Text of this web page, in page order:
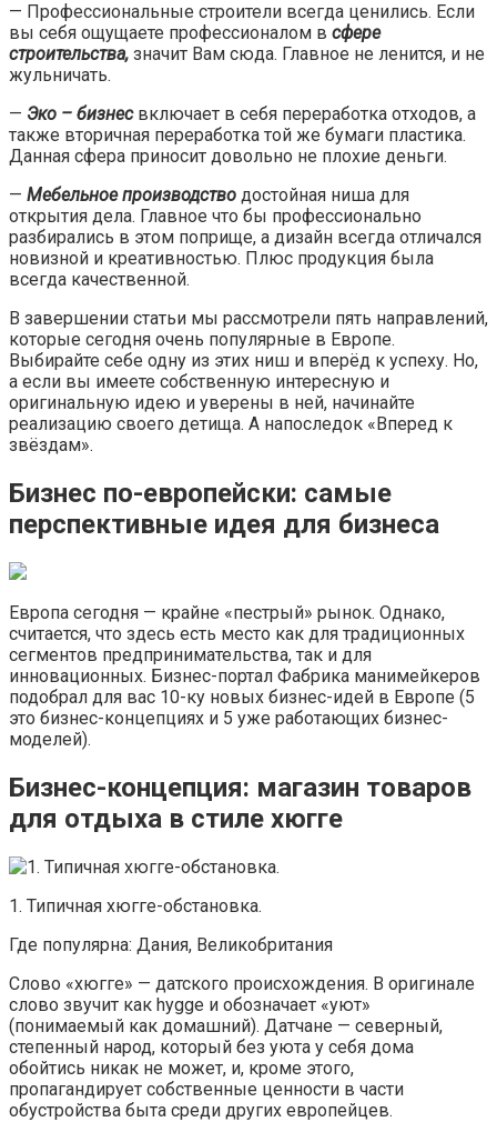
— Профессиональные строители всегда ценились. Если
вы себя ощущаете профессионалом в сфере
строительства, значит Вам сюда. Главное не ленится, и не
жульничать.
— Эко – бизнесвключает в себя переработка отходов, а
также вторичная переработка той же бумаги пластика.
Данная сфера приносит довольно не плохие деньги.
— Мебельное производство достойная ниша для
открытия дела. Главное что бы профессионально
разбирались в этом поприще, а дизайн всегда отличался
новизной и креативностью. Плюс продукция была
всегда качественной.
В завершении статьи мы рассмотрели пять направлений,
которые сегодня очень популярные в Европе.
Выбирайте себе одну из этих ниш и вперёд к успеху. Но,
а если вы имеете собственную интересную и
оригинальную идею и уверены в ней, начинайте
реализацию своего детища. А напоследок «Вперед к
звёздам».
Бизнес по-европейски: самые
перспективные идея для бизнеса
Европа сегодня — крайне «пестрый» рынок. Однако,
считается, что здесь есть место как для традиционных
сегментов предпринимательства, так и для
инновационных. Бизнес-портал Фабрика манимейкеров
подобрал для вас 10-ку новых бизнес-идей в Европе (5
это бизнес-концепциях и 5 уже работающих бизнес-
моделей).
Бизнес-концепция: магазин товаров
для отдыха в стиле хюгге
1. Типичная хюгге-обстановка.
Где популярна: Дания, Великобритания
Слово «хюгге» — датского происхождения. В оригинале
слово звучит как hygge и обозначает «уют»
(понимаемый как домашний). Датчане — северный,
степенный народ, который без уюта у себя дома
обойтись никак не может, и, кроме этого,
пропагандирует собственные ценности в части
обустройства быта среди других европейцев.